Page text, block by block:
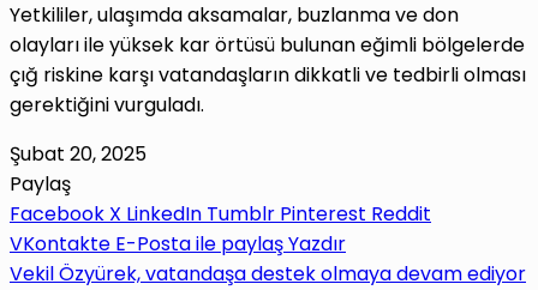
Yetkililer, ulaşımda aksamalar, buzlanma ve don
olayları ile yüksek kar örtüsü bulunan eğimli bölgelerde
çığ riskine karşı vatandaşların dikkatli ve tedbirli olması
gerektiğini vurguladı.
Şubat 20, 2025
Paylaş
Facebook X LinkedIn Tumblr Pinterest Reddit
VKontakte E-Posta ile paylaşYazdır
Vekil Özyürek, vatandaşa destek olmaya devam ediyor